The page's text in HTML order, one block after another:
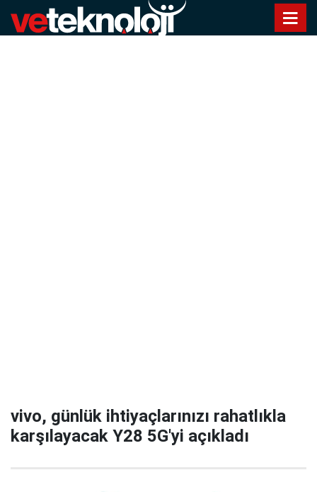
vivo, günlük ihtiyaçlarınızı rahatlıkla
karşılayacak Y28 5G'yi açıkladı